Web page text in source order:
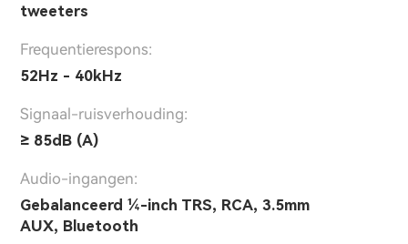
tweeters
Frequentierespons:
52Hz - 40kHz
Signaal-ruisverhouding:
≥ 85dB (A)
Audio-ingangen:
Gebalanceerd ¼-inch TRS, RCA, 3.5mm
AUX, Bluetooth